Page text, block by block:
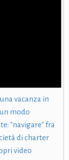
vacanza in
modo
"navigare" fra
di charter
video